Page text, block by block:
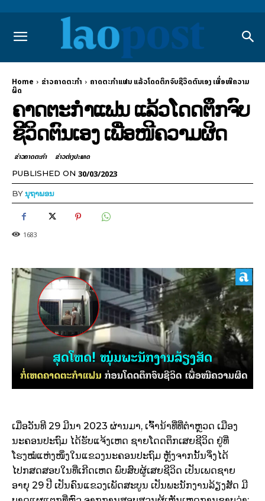
Home ຂ່າວຄາດຕະກຳ
ຄາດຕະກຳແຟນ ແລ້ວໂດດຕຶກຈົບຊີວິດຕົນເອງ ເພື່ອໜີຄວາມ
ຜິດ
ຄາດຕະກຳແຟນ ແລ້ວໂດດຕຶກຈົບ
ຊີວິດຕົນເອງ ເພື່ອໜີຄວາມຜິດ
ຂ່າວຄາດຕະກຳ ຂ່າວຕ່າງປະເທດ
PUBLISHED ON 30/03/2023
BYນຸຖາພອນ
1683
ເມື່ອວັນທີ 29 ມີນາ 2023 ຜ່ານມາ, ເຈົ້ານ້າທີ່ທີ່ຕຳຫຼວດ ເມືອງ
ນະຄອນປະຖົມ ໄດ້ຮັບແຈ້ງເຫດ ຊາຍໂດດຕຶກເສຍຊີວິດ ຢູ່ທີ່
ໂຮງໝໍແຫ່ງໜຶ່ງໃນແຂວງນະຄອນປະຖົມ ຫຼັງຈາກນັ້ນຈຶ່ງໄດ້
ໄປກສດສອບໃນທີ່ເກີດເຫດ ພົບສົບຜູ້ເສຍຊີວິດ ເປັນເພດຊາຍ
ອາຍຸ 29 ປີ ເປັນຄົນແຂວງເພັດສະບູນ ເປັນພະນັກງານລ້ຽງສັດ ມີ